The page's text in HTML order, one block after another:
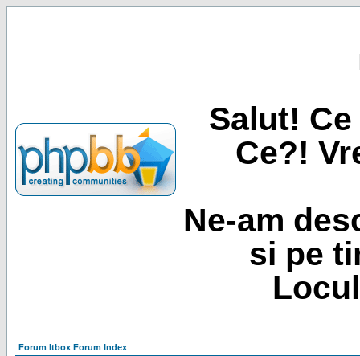
Salut!
Ce?!
Ne-am
si pe
Forum Itbox Forum Index